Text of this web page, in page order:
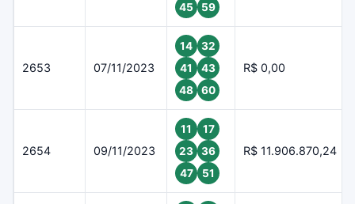
45
59
2653 07/11/2023
14
32
41
43
48
60
R$ 0,00
2654 09/11/2023
11
17
23
36
47
51
R$ 11.906.870,24